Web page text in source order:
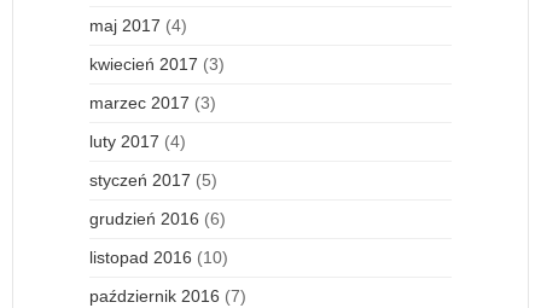
maj 2017 (4)
kwiecień 2017 (3)
marzec 2017 (3)
luty 2017 (4)
styczeń 2017 (5)
grudzień 2016 (6)
listopad 2016 (10)
październik 2016 (7)